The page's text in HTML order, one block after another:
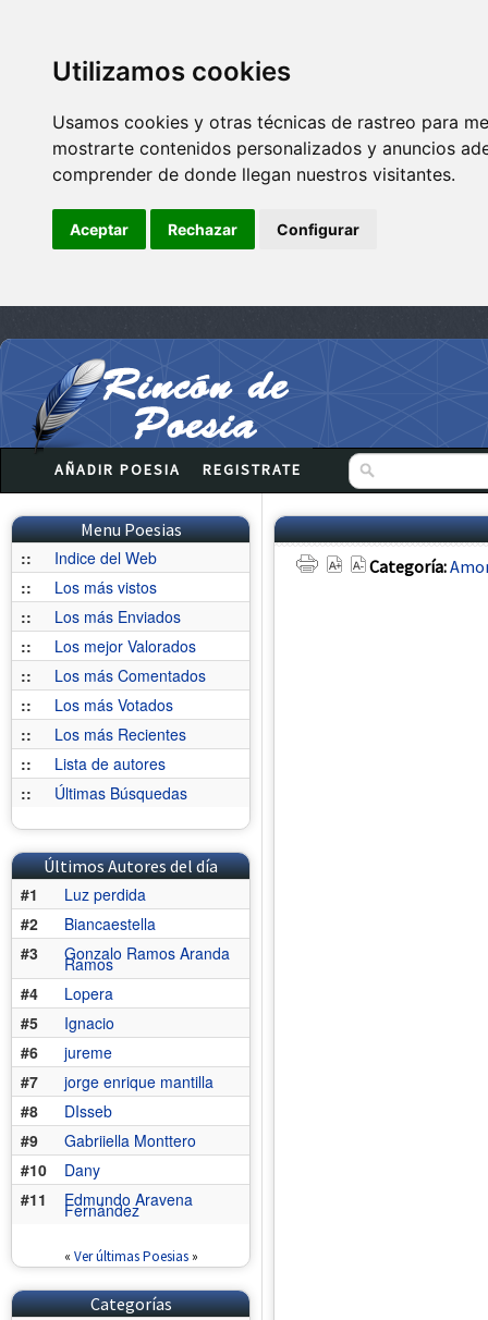
Utilizamos cookies
Usamos cookies y otras técnicas de rastreo para
mostrarte contenidos personalizados y anuncios
comprender de donde llegan nuestros visitantes.
Aceptar Rechazar Configurar
AÑADIR POESIA REGISTRATE
Menu Poesias
::
Indice del Web
::
Los más vistos
::
Los más Enviados
::
Los mejor Valorados
::
Los más Comentados
::
Los más Votados
::
Los más Recientes
::
Lista de autores
::
Últimas Búsquedas
Últimos Autores del día
#1
Luz perdida
#2
Biancaestella
#3
Gonzalo Ramos Aranda
Ramos
#4
Lopera
#5
Ignacio
#6
jureme
#7
jorge enrique mantilla
#8
DIsseb
#9
Gabriiella Monttero
#10
Dany
#11
Edmundo Aravena
Fernández
« Ver últimas Poesias»
Categorías
Categoría: